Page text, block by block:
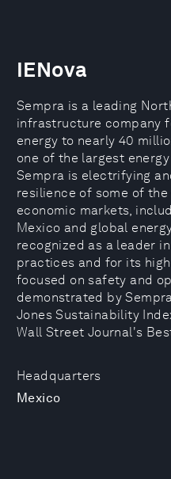
Headquarters
Mexico
IENova
Sempra is a leading
infrastructure company
energy to nearly 40
one of the largest
Sempra is electrifying
resilience of some of
economic markets,
Mexico and global
recognized as a leader
practices and for its
focused on safety and
demonstrated by
Jones Sustainability
Wall Street Journal's